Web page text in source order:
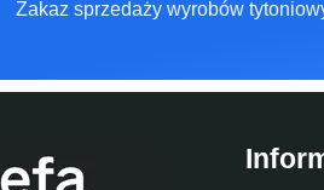
Zakaz sprzedaży wyrobów